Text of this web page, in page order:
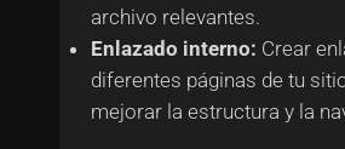
archivo relevantes.
Enlazado interno: Crear
diferentes páginas de tu
mejorar la estructura y la